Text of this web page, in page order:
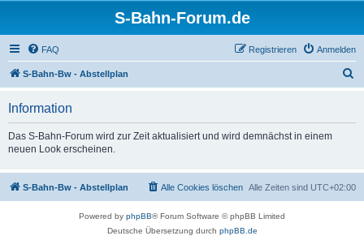
S-Bahn-Forum.de
FAQ Anmelden
Registrieren
S-Bahn-Bw - Abstellplan
Information
Das S-Bahn-Forum wird zur Zeit aktualisiert und wird demnächst in einem
neuen Look erscheinen.
S-Bahn-Bw - Abstellplan Alle Zeiten sind UTC+02:00
Alle Cookies löschen
Powered by phpBB® Forum Software © phpBB Limited
Deutsche Übersetzung durch phpBB.de